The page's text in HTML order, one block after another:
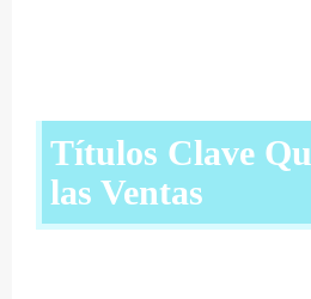
Títulos Clave
las Ventas